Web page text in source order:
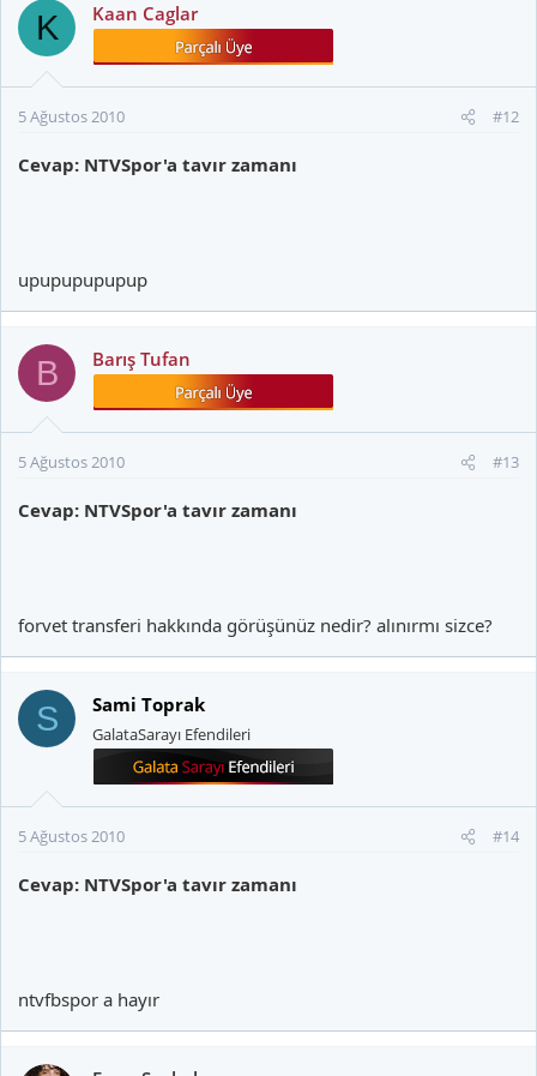
K Kaan Caglar
5 Ağustos 2010 #12
Cevap: NTVSpor'a tavır zamanı
upupupupupup
B Barış Tufan
5 Ağustos 2010 #13
Cevap: NTVSpor'a tavır zamanı
forvet transferi hakkında görüşünüz nedir? alınırmı sizce?
S Sami Toprak
GalataSarayı Efendileri
5 Ağustos 2010 #14
Cevap: NTVSpor'a tavır zamanı
ntvfbspor a hayır